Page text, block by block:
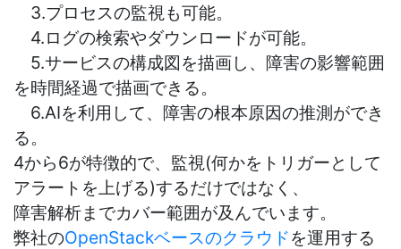
3.プロセスの監視も可能。
4.ログの検索やダウンロードが可能。
5.サービスの構成図を描画し、障害の影響範囲
を時間経過で描画できる。
6.AIを利用して、障害の根本原因の推測ができ
る。
4から6が特徴的で、監視(何かをトリガーとして
アラートを上げる)するだけではなく、
障害解析までカバー範囲が及んでいます。
弊社のOpenStackベースのクラウドを運用する